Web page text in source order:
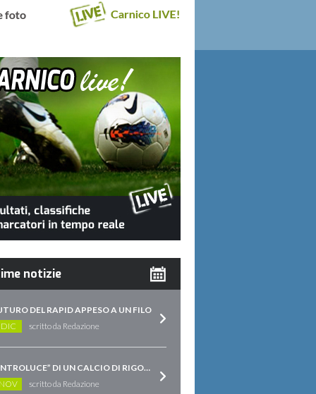
notizie
DEL RAPID APPESO A UN FILO
scritto da Redazione
“CONTROLUCE” DI UN CALCIO DI RIGORE
scritto da Redazione